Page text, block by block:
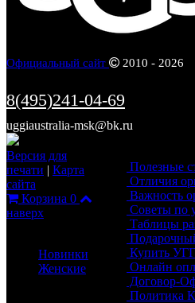
Официальный сайт 2010 - 2026
8(495)241-04-69
uggiaustralia-msk@bk.ru
Полезные
Отличия
Важность
Советы по
Таблицы
Купить
Онлайн
Договор-
Политика
Версия для
печати | Карта
сайта
Корзина 0
наверх
Новинки
Женские